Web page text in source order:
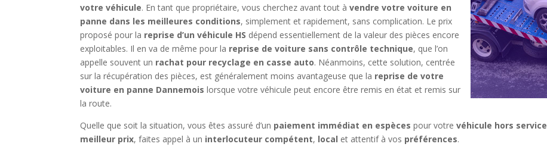
votre véhicule. En tant que propriétaire, vous cherchez avant tout àvendre votre voiture en
panne dans les meilleures conditions, simplement et rapidement, sans complication. Le prix
proposé pour la reprise d’un véhicule HS dépend essentiellement de la valeur des pièces encore
exploitables. Il en va de même pour la reprise de voiture sans contrôle technique, que l’on
appelle souvent un rachat pour recyclage en casse auto. Néanmoins, cette solution, centrée
sur la récupération des pièces, est généralement moins avantageuse que la reprise de votre
voiture en panne Dannemois lorsque votre véhicule peut encore être remis en état et remis sur
la route.
Quelle que soit la situation, vous êtes assuré d’un paiement immédiat en espèces pour votrevéhicule hors service
meilleur prix, faites appel à un interlocuteur compétent, local et attentif à vos préférences.